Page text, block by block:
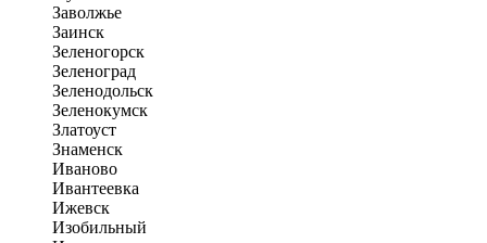
Заволжье
Заинск
Зеленогорск
Зеленоград
Зеленодольск
Зеленокумск
Златоуст
Знаменск
Иваново
Ивантеевка
Ижевск
Изобильный